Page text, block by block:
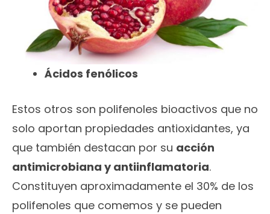
Ácidos fenólicos
Estos otros son polifenoles bioactivos que no
solo aportan propiedades antioxidantes, ya
que también destacan por su acción
antimicrobiana y antiinflamatoria.
Constituyen aproximadamente el 30% de los
polifenoles que comemos y se pueden